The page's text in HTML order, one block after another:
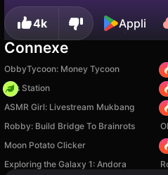
4k Appli
Connexe
ObbyTycoon: Money Tycoon
Gas Station
ASMR Girl: Livestream Mukbang
Robby: Build Bridge To Brainrots
Moon Potato Clicker
Exploring the Galaxy 1: Andora